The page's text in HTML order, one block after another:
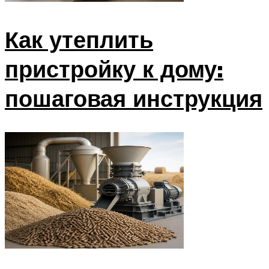
Как утеплить
пристройку к дому:
пошаговая инструкция